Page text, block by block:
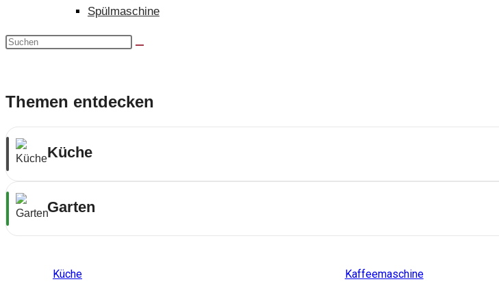
Spülmaschine
Themen entdecken
Küche
Garten
Küche
Kaffeemaschine